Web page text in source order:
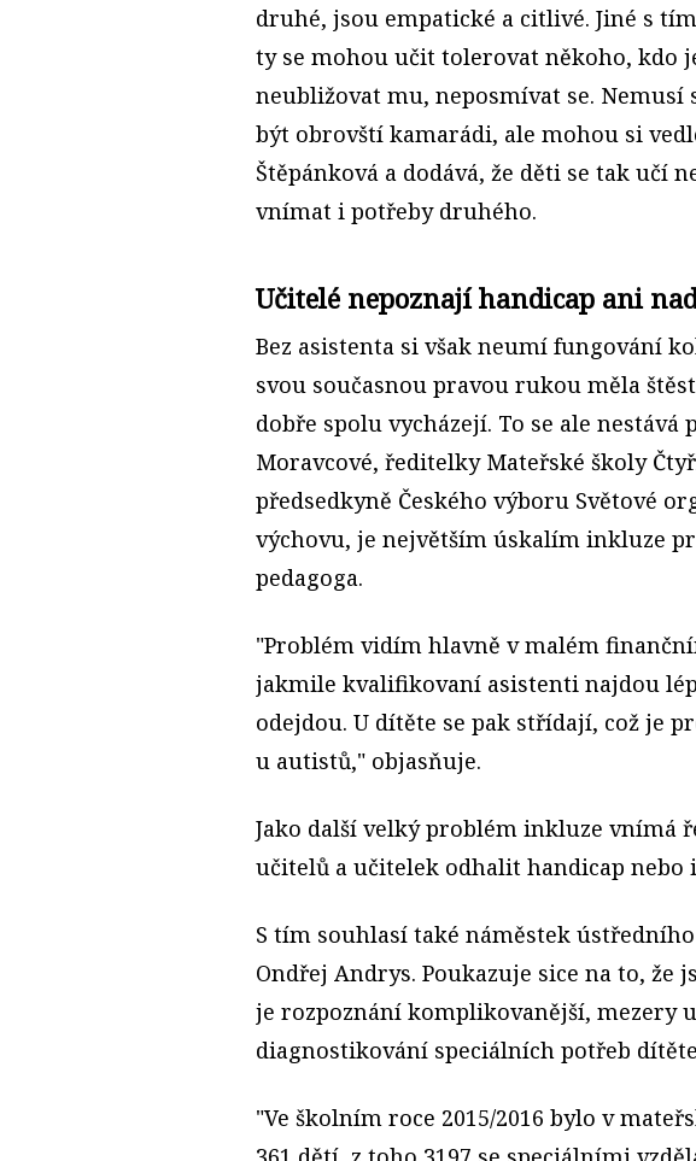
druhé, jsou empatické a citlivé. Jiné s
ty se mohou učit tolerovat někoho, kdo
neubližovat mu, neposmívat se.
být obrovští kamarádi, ale mohou si
Štěpánková a dodává, že děti se tak učí
vnímat i potřeby druhého.
Učitelé nepoznají handicap ani
Bez asistenta si však neumí fungování
svou současnou pravou rukou měla
dobře spolu vycházejí. To se ale nestává
Moravcové, ředitelky Mateřské školy
předsedkyně Českého výboru Světové
výchovu, je největším úskalím inkluze
pedagoga.
"Problém vidím hlavně v malém
jakmile kvalifikovaní asistenti najdou
odejdou. U dítěte se pak střídají, což je
u autistů," objasňuje.
Jako další velký problém inkluze vnímá
učitelů a učitelek odhalit handicap nebo
S tím souhlasí také náměstek
Ondřej Andrys. Poukazuje sice na to, že
je rozpoznání komplikovanější, mezery
diagnostikování speciálních potřeb
"Ve školním roce 2015/2016 bylo v